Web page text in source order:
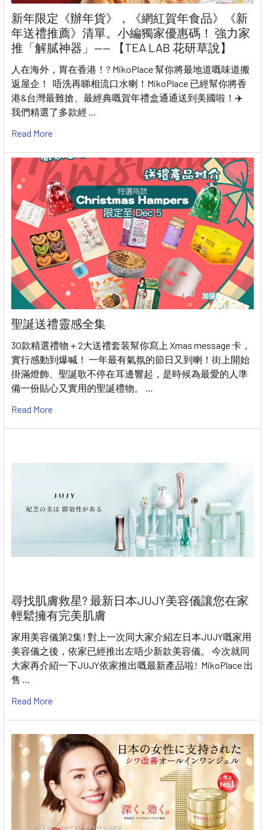
新年限定《辦年貨》，《網紅賀年食品》《新
年送禮推薦》清單。小編獨家優惠碼！ 強力家
推「解膩神器」—— 【TEA LAB 花研草說】
人在海外，胃在香港！? MikoPlace 幫你將最地道嘅味道搬
返屋企！ 唔洗再睇相流口水喇！MikoPlace 已經幫你將香
港&台灣最難搶、最經典嘅賀年禮盒通通送到美國啦！✈️
我們精選了多款經 …
Read More
聖誕送禮靈感全集
30款精選禮物＋2大送禮套装幫你寫上 Xmas message 卡，
實行感動到爆喊！ 一年最有氣氛的節日又到喇！街上開始
掛滿燈飾、聖誕歌不停在耳邊響起，是時候為最愛的人準
備一份貼心又實用的聖誕禮物。 …
Read More
尋找肌膚救星? 最新日本JUJY美容儀讓您在家
輕鬆擁有完美肌膚
家用美容儀第2集! 對上一次同大家介紹左日本JUJY嘅家用
美容儀之後，依家已經推出左唔少新款美容儀。 今次就同
大家再介紹一下JUJY依家推出嘅最新產品啦! MikoPlace 出
售 …
Read More